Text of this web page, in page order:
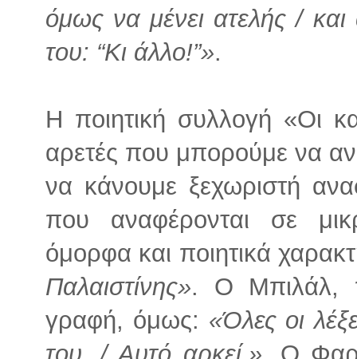
όμως να μένει ατελής /
του: “Κι άλλο!”».
Η ποιητική συλλογή «Οι
αρετές που μπορούμε να
να κάνουμε ξεχωριστή
που αναφέρονται σε
όμορφα και ποιητικά
Παλαιστίνης». Ο Μπιλάλ,
γραφή, όμως: «Όλες οι
του. / Αυτό αρκεί.» . Ο